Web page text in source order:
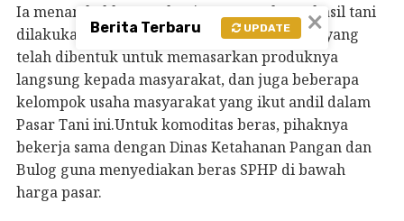
Ia menambahkan, mekanisme penyaluran hasil tani
dilakukan melalui kelompok-kelompok tani yang
telah dibentuk untuk memasarkan produknya
langsung kepada masyarakat, dan juga beberapa
kelompok usaha masyarakat yang ikut andil dalam
Pasar Tani ini.Untuk komoditas beras, pihaknya
bekerja sama dengan Dinas Ketahanan Pangan dan
Bulog guna menyediakan beras SPHP di bawah
harga pasar.
×
Berita Terbaru UPDATE